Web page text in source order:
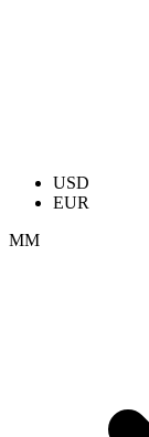
USD
EUR
ММ